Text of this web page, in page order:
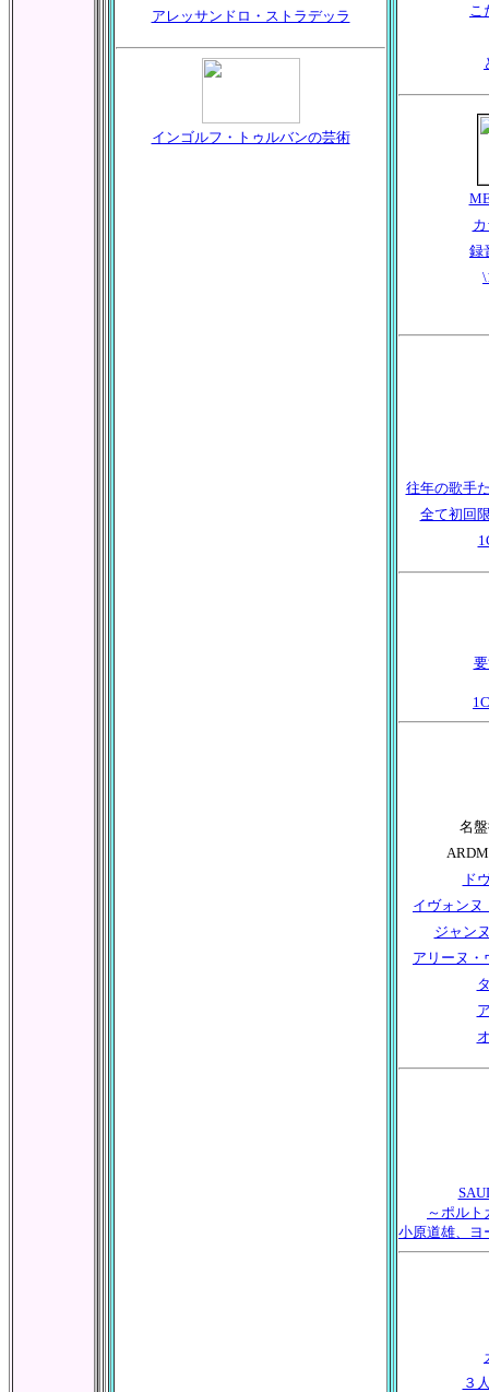
アレッサンドロ・ストラデッラ
インゴルフ・トゥルバンの芸術
こ
録
往年の歌手
全て初回
名
ド
イヴォンヌ
ジャン
アリーヌ・
～ポルト
小原道雄、ヨ
３